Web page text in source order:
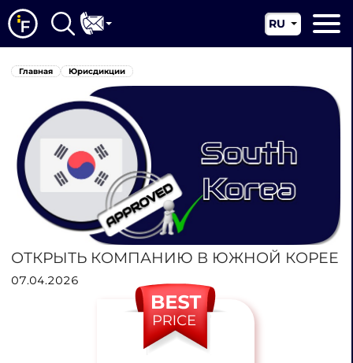
О нас
Новости
Юрисдикции
RU
EN
Главная Юрисдикции
ОТКРЫТЬ КОМПАНИЮ В ЮЖНОЙ КОРЕЕ
07.04.2026